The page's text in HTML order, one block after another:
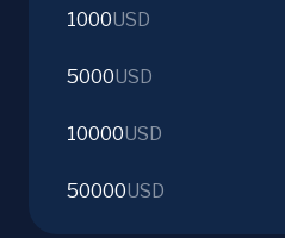
1000USD
5000USD
10000USD
50000USD